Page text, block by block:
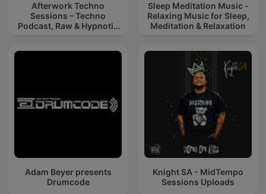
Afterwork Techno
Sessions – Techno
Podcast, Raw & Hypnotic
Sleep Meditation Music -
Relaxing Music for Sleep,
Meditation & Relaxation
Adam Beyer presents
Drumcode
Knight SA - MidTempo
Sessions Uploads